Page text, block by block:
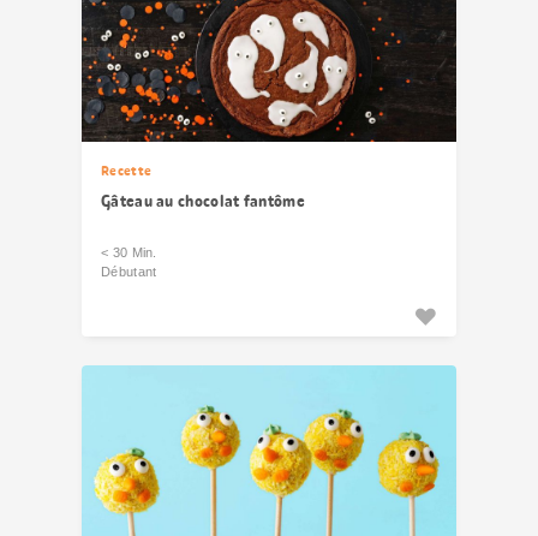
Recette
Gâteau au chocolat fantôme
< 30 Min.
Débutant